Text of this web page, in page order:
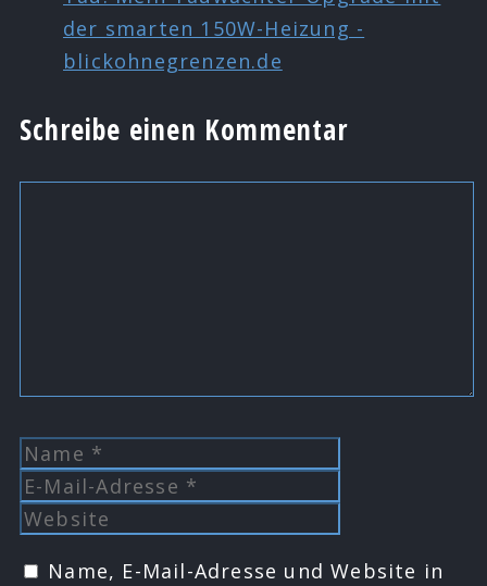
der smarten 150W-Heizung -
blickohnegrenzen.de
Schreibe einen Kommentar
Name
Name, E-Mail-Adresse und Website in